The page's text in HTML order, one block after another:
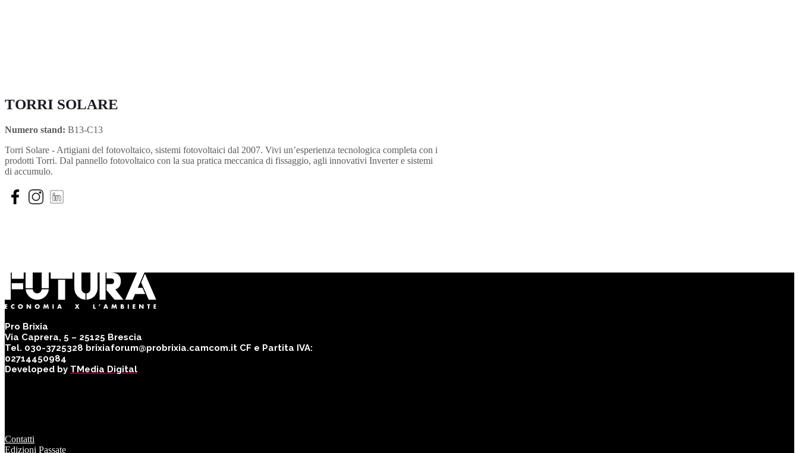
TORRI SOLARE
Numero stand: B13-C13
Torri Solare - Artigiani del fotovoltaico, sistemi fotovoltaici dal 2007. Vivi un’esperienza tecnologica completa con i
prodotti Torri. Dal pannello fotovoltaico con la sua pratica meccanica di fissaggio, agli innovativi Inverter e sistemi
di accumulo.
Pro Brixia
Via Caprera, 5 – 25125 Brescia
Tel. 030-3725328 brixiaforum@probrixia.camcom.it CF e Partita IVA:
02714450984
Developed by TMedia Digital
Contatti
Edizioni Passate